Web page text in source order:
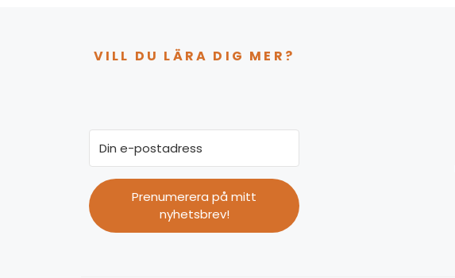
VILL DU LÄRA DIG MER?
Prenumerera på mitt
nyhetsbrev!